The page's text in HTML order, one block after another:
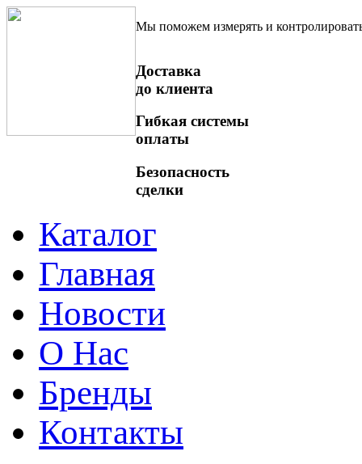
Мы поможем измерять и
Доставка
до клиента
Гибкая системы
оплаты
Безопасность
сделки
Каталог
Главная
Новости
О Нас
Бренды
Контакты